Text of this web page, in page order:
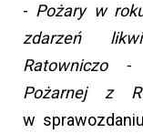
- Pożary w
zdarzeń
Ratowniczo -
Pożarnej z
w